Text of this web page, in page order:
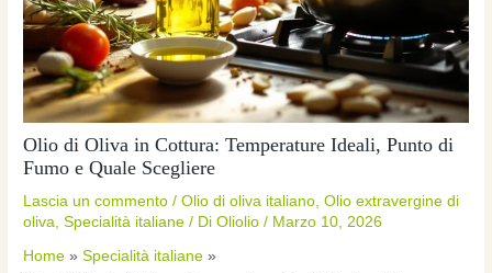
Olio di Oliva in Cottura: Temperature Ideali, Punto di
Fumo e Quale Scegliere
Lascia un commento /Olio di oliva italiano,Olio extravergine di
oliva,Specialità italiane / DiOliolio/ Marzo 10, 2026
Home
Specialità italiane